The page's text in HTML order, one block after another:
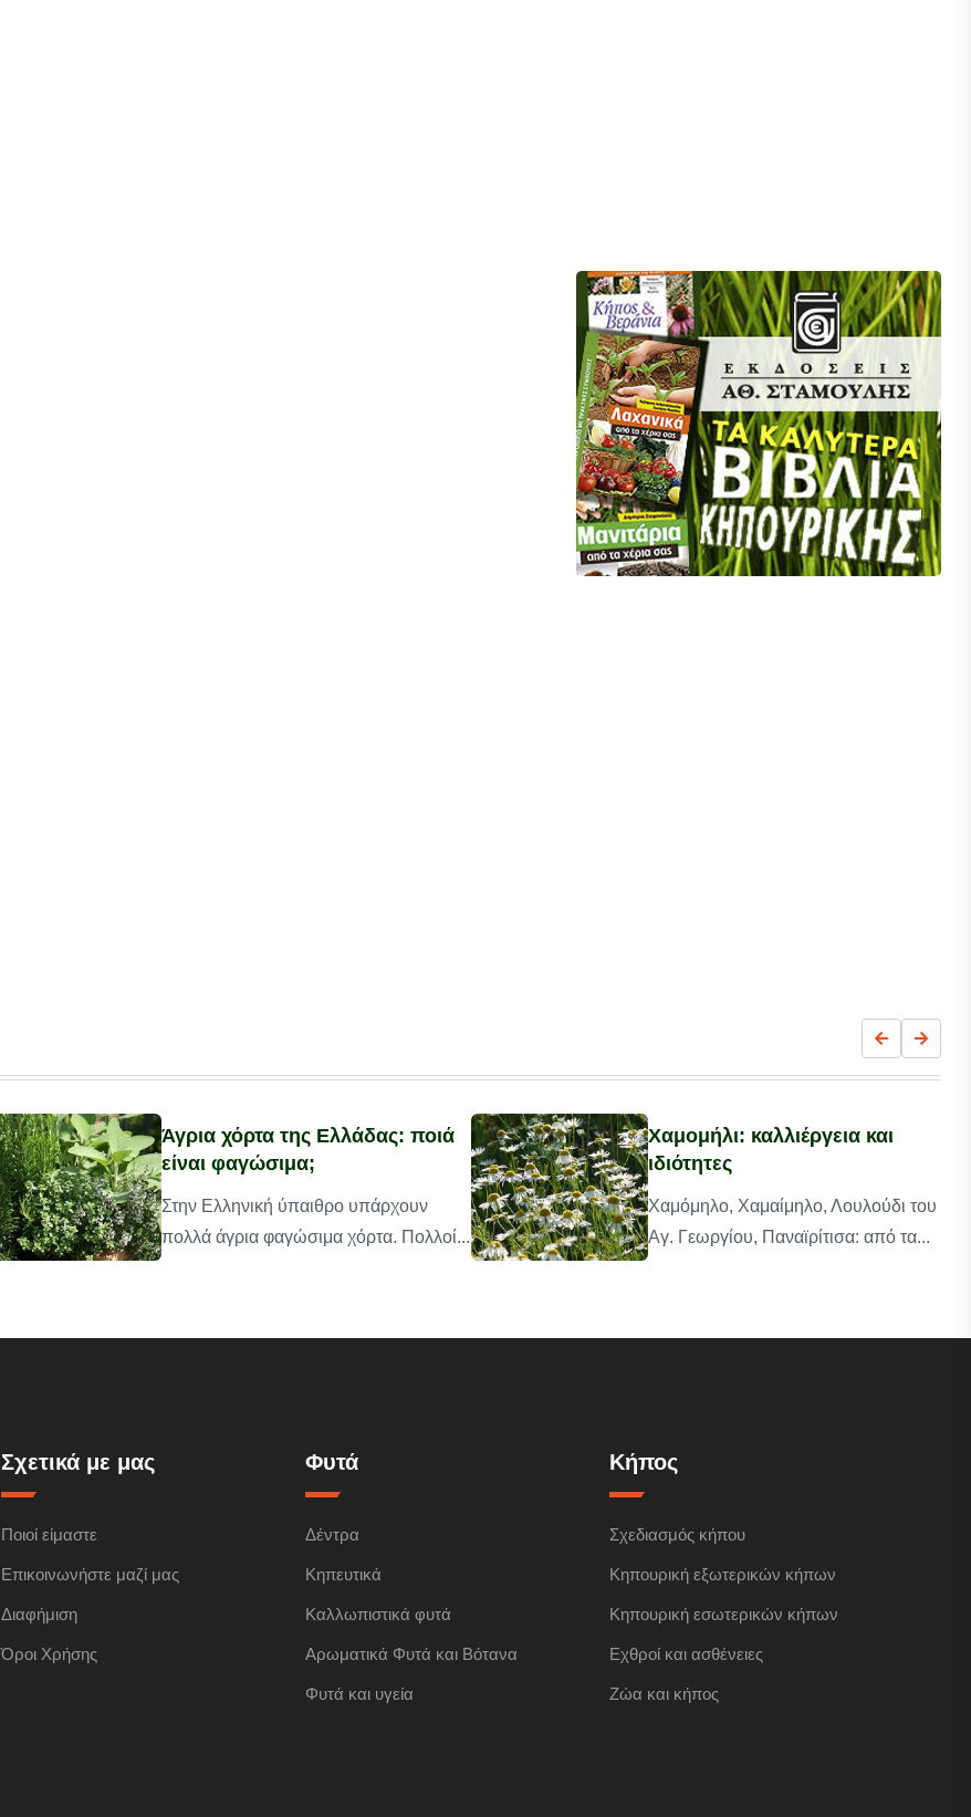
Άγρια χόρτα της Ελλάδας: ποιά
είναι φαγώσιμα;
Στην Ελληνική ύπαιθρο υπάρχουν
πολλά άγρια φαγώσιμα χόρτα. Πολλοί...
Χαμομήλι: καλλιέργεια και
ιδιότητες
Χαμόμηλο, Χαμαίμηλο, Λουλούδι του
Αγ. Γεωργίου, Παναϊρίτισα: από τα...
Σχετικά με μας
Ποιοί είμαστε
Επικοινωνήστε μαζί μας
Διαφήμιση
Όροι Χρήσης
Φυτά
Δέντρα
Κηπευτικά
Καλλωπιστικά φυτά
Αρωματικά Φυτά και Βότανα
Φυτά και υγεία
Κήπος
Σχεδιασμός κήπου
Κηπουρική εξωτερικών κήπων
Κηπουρική εσωτερικών κήπων
Εχθροί και ασθένειες
Ζώα και κήπος